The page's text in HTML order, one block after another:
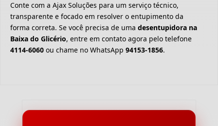
Conte com a Ajax Soluções para um serviço técnico,
transparente e focado em resolver o entupimento da
forma correta. Se você precisa de uma desentupidora na
Baixa do Glicério, entre em contato agora pelo telefone
4114-6060 ou chame no WhatsApp 94153-1856.